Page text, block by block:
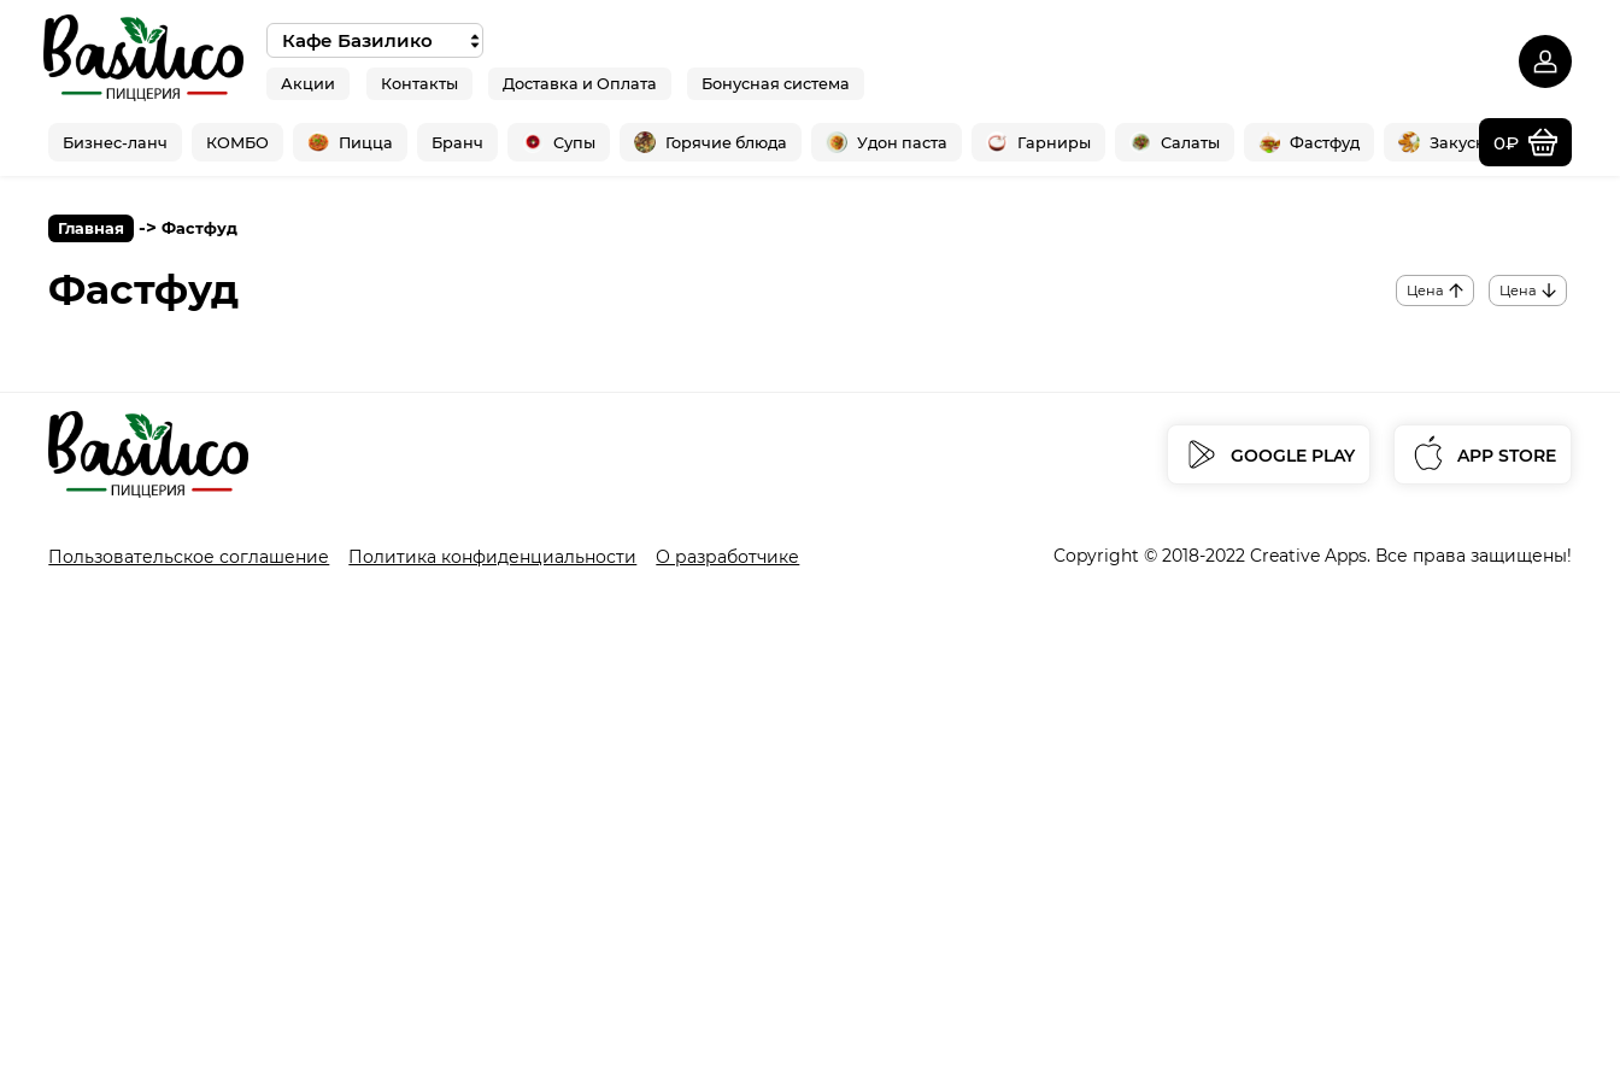
Акции Контакты Доставка и Оплата Бонусная система
Бизнес-ланч КОМБО Пицца Бранч Супы Горячие блюда Удон паста Гарниры Салаты Фастфуд Закуски0₽
Главная ->Фастфуд
Фастфуд Цена Цена
GOOGLE PLAY APP STORE
Пользовательское соглашение Политика конфиденциальности О разработчике Copyright © 2018-2022 Creative Apps. Все права защищены!